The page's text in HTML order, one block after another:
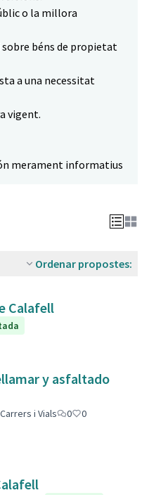
o la millora
béns de propietat
a una necessitat
vigent.
merament informatius
Ordenar propostes:
Calafell
y asfaltado
Carrers i Vials 0
0